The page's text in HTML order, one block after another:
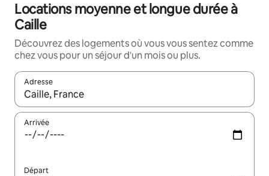
Locations moyenne et longue durée à
Caille
Découvrez des logements où vous vous sentez comme
chez vous pour un séjour d'un mois ou plus.
Adresse
Lorsque les résultats s'affichent, utilisez les flèches vers le
Arrivée
Départ